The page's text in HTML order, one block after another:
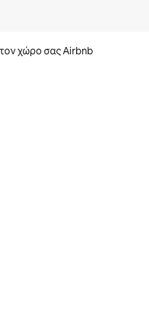
χώρο σας Airbnb
να τη σύρετε με τα δάχτυλα.